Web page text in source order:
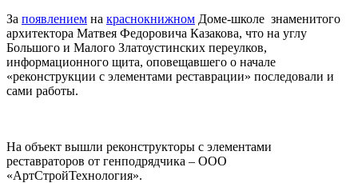
За появлением на краснокнижном Доме-школе знаменитого
архитектора Матвея Федоровича Казакова, что на углу
Большого и Малого Златоустинских переулков,
информационного щита, оповещавшего о начале
«реконструкции с элементами реставрации» последовали и
сами работы.
На объект вышли реконструкторы с элементами
реставраторов от генподрядчика – ООО
«АртСтройТехнология».